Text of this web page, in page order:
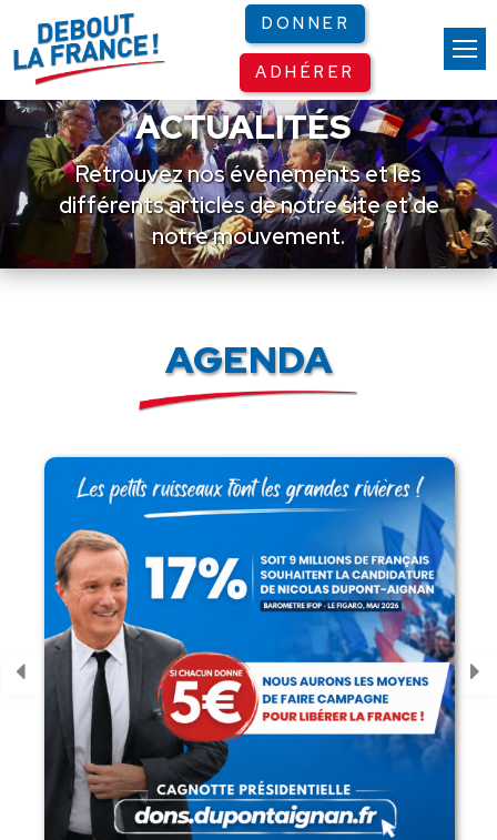
DONNER
ADHÉRER
ACTUALITÉS
Retrouvez nos événements et les
différents articles de notre site et de
notre mouvement.
AGENDA
Panneau de gestion des cookies